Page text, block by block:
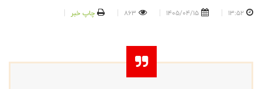
13:52
1405/04/15
863 چاپ خبر